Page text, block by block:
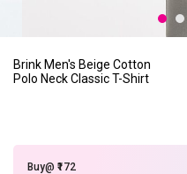
Brink Men's Beige Cotton
Polo Neck Classic T-Shirt
Buy@ ₹172